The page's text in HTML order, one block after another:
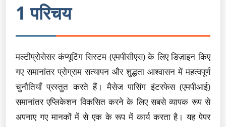
1 परिचय
मल्टीप्रोसेसर कंप्यूटिंग सिस्टम (एमपीसीएस) के लिए डिज़ाइन किए
गए समानांतर प्रोग्राम सत्यापन और शुद्धता आश्वासन में महत्वपूर्ण
चुनौतियाँ प्रस्तुत करते हैं। मैसेज पासिंग इंटरफेस (एमपीआई)
समानांतर एप्लिकेशन विकसित करने के लिए सबसे व्यापक रूप से
अपनाए गए मानकों में से एक के रूप में कार्य करता है। यह पेपर